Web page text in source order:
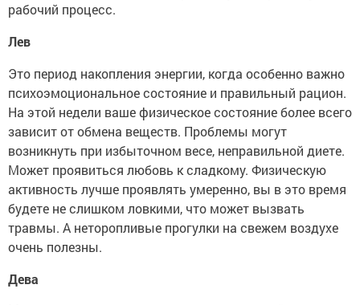
рабочий процесс.
Лев
Это период накопления энергии, когда особенно важно
психоэмоциональное состояние и правильный рацион.
На этой недели ваше физическое состояние более всего
зависит от обмена веществ. Проблемы могут
возникнуть при избыточном весе, неправильной диете.
Может проявиться любовь к сладкому. Физическую
активность лучше проявлять умеренно, вы в это время
будете не слишком ловкими, что может вызвать
травмы. А неторопливые прогулки на свежем воздухе
очень полезны.
Дева